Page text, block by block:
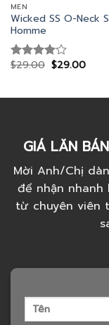
MEN
Wicked SS O-Neck
Homme
Rated
$29.00 $29.00
GIÁ LĂN
Mời Anh/Chị
để nhận
từ chuyên viên